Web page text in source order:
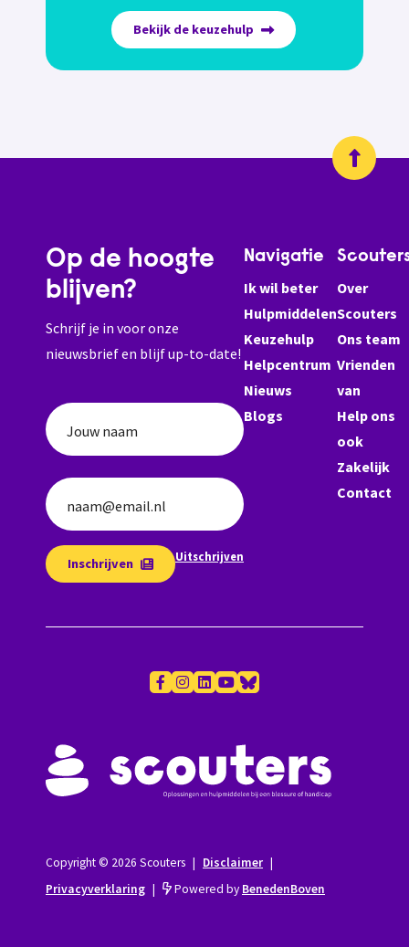
Bekijk de keuzehulp
Op de hoogte
blijven?
Schrijf je in voor onze
nieuwsbrief en blijf up-to-date!
Jouw naam
naam@email.nl
Inschrijven Uitschrijven
Navigatie
Ik wil beter
Hulpmiddelen
Keuzehulp
Helpcentrum
Nieuws
Blogs
Over
Scouters
Ons team
Vrienden
van
Help ons
ook
Zakelijk
Contact
Copyright © 2026 Scouters | Disclaimer |
Privacyverklaring | Powered by BenedenBoven